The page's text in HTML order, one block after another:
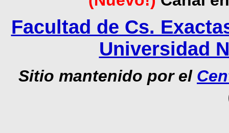
Facultad de Cs.
Universidad
Sitio mantenido por el